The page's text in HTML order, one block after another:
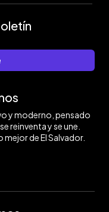
y moderno, pensado
reinventa y se une.
de El Salvador.